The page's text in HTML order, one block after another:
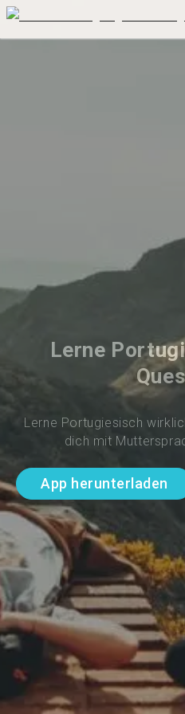
Lerne
Lerne Portugiesisch
dich mit
App herunterladen